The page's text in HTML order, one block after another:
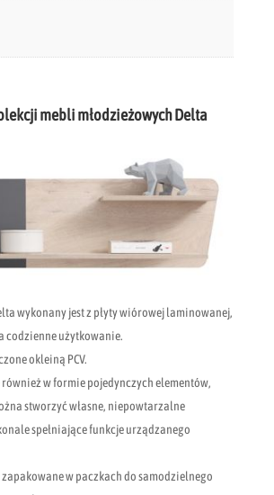
mebli młodzieżowych Delta
wykonany jest z płyty wiórowej laminowanej,
codzienne użytkowanie.
okleiną PCV.
również w formie pojedynczych elementów,
stworzyć własne, niepowtarzalne
spełniające funkcje urządzanego
zapakowane w paczkach do samodzielnego